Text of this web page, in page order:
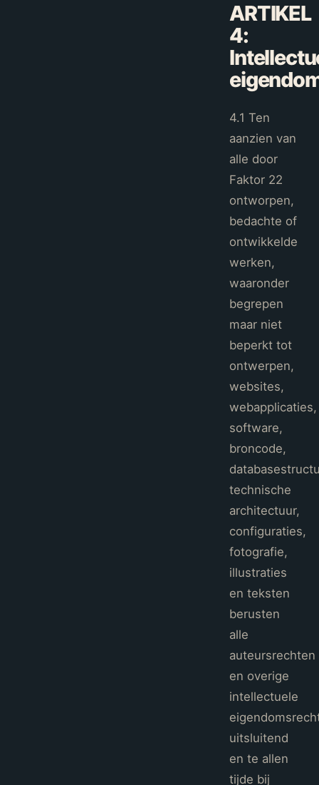
ARTIKEL
4:
4.1 Ten
aanzien van
alle door
Faktor 22
ontworpen,
bedachte of
ontwikkelde
werken,
waaronder
begrepen
maar niet
beperkt tot
ontwerpen,
websites,
webapplicaties,
software,
broncode,
technische
architectuur,
configuraties,
fotografie,
illustraties
en teksten
berusten
alle
auteursrechten
en overige
intellectuele
uitsluitend
en te allen
tijde bij